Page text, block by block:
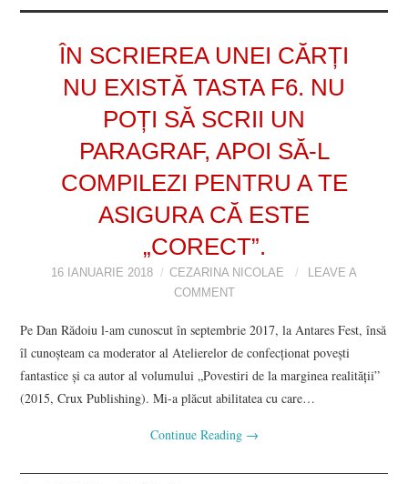
VIZIUNI ȘI SPECTRE
CONTRAPAGINI
CARTE & FILM
SUSPANS
MARTIE 2018
NUMĂRUL 49 /
APRILIE 2018
ÎN SCRIEREA UNEI CĂRȚI
NU EXISTĂ TASTA F6. NU
POȚI SĂ SCRII UN
PARAGRAF, APOI SĂ-L
COMPILEZI PENTRU A TE
ASIGURA CĂ ESTE
„CORECT”.
16 IANUARIE 2018 CEZARINA NICOLAE
LEAVE A
COMMENT
Pe Dan Rădoiu l-am cunoscut în septembrie 2017, la Antares Fest, însă
îl cunoșteam ca moderator al Atelierelor de confecționat povești
fantastice și ca autor al volumului „Povestiri de la marginea realității”
(2015, Crux Publishing). Mi-a plăcut abilitatea cu care…
Continue Reading →